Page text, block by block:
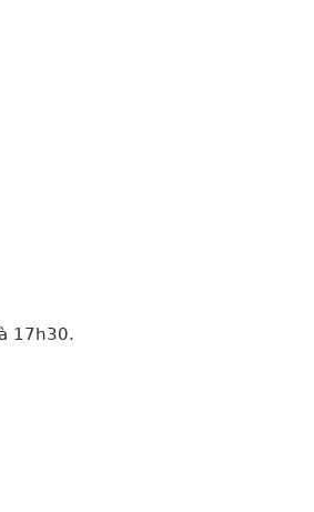
2025
17h30.